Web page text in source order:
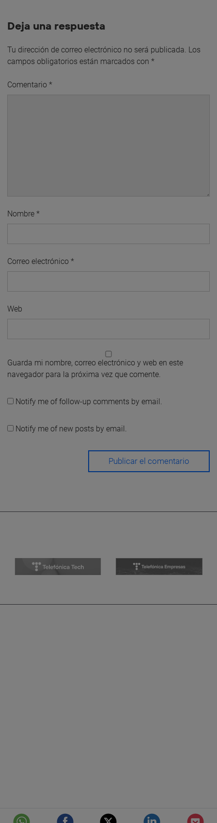
Deja una respuesta
Tu dirección de correo electrónico no será publicada. Los
campos obligatorios están marcados con *
Comentario *
Nombre *
Correo electrónico *
Web
Guarda mi nombre, correo electrónico y web en este
navegador para la próxima vez que comente.
Notify me of follow-up comments by email.
Notify me of new posts by email.